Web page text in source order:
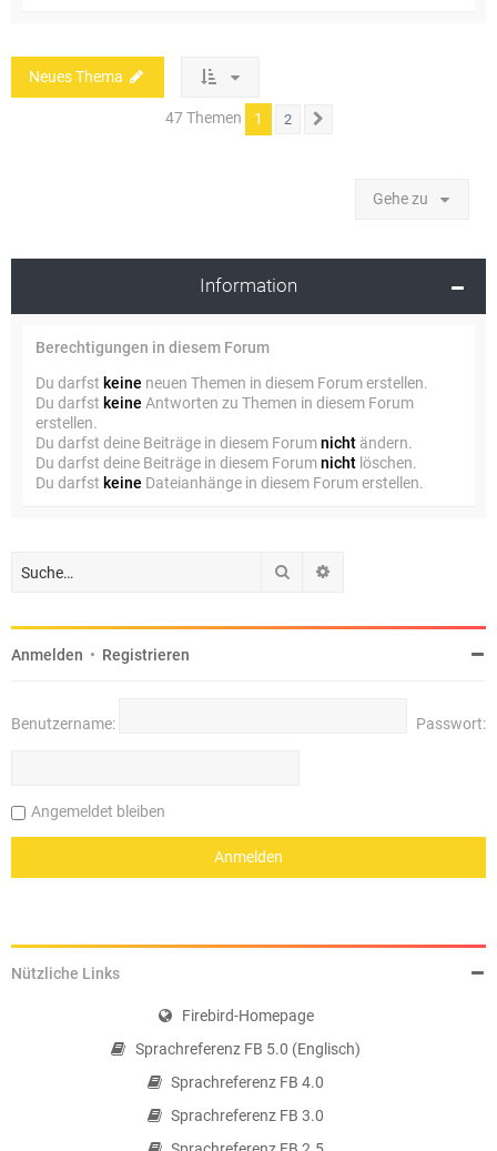
Neues Thema
47 Themen 1 2
Gehe zu
Information
Berechtigungen in diesem Forum
Du darfst keine neuen Themen in diesem Forum erstellen.
Du darfst keine Antworten zu Themen in diesem Forum
erstellen.
Du darfst deine Beiträge in diesem Forumnicht ändern.
Du darfst deine Beiträge in diesem Forumnicht löschen.
Du darfst keine Dateianhänge in diesem Forum erstellen.
Suche
Anmelden • Registrieren
Benutzername: Passwort:
Angemeldet bleiben
Nützliche Links
Firebird-Homepage
Sprachreferenz FB 5.0 (Englisch)
Sprachreferenz FB 4.0
Sprachreferenz FB 3.0